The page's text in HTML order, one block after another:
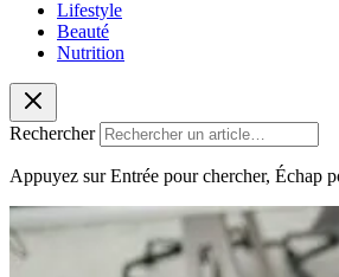
Lifestyle
Beauté
Nutrition
Rechercher
Appuyez sur Entrée pour chercher, Échap